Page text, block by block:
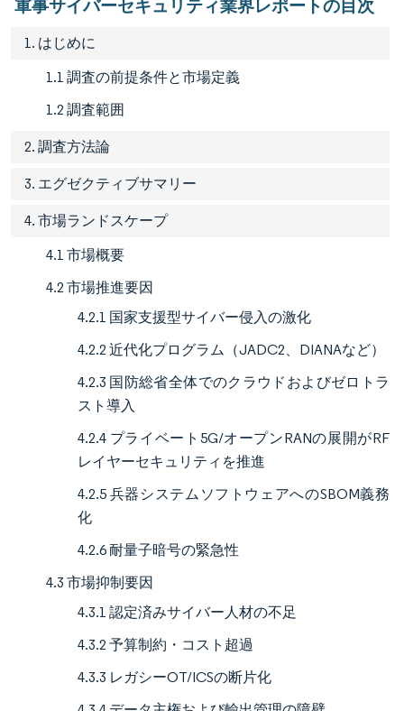
軍事サイバーセキュリティ業界レポートの目次
1. はじめに
1.1 調査の前提条件と市場定義
1.2 調査範囲
2. 調査方法論
3. エグゼクティブサマリー
4. 市場ランドスケープ
4.1 市場概要
4.2 市場推進要因
4.2.1 国家支援型サイバー侵入の激化
4.2.2 近代化プログラム（JADC2、DIANAなど）
4.2.3 国防総省全体でのクラウドおよびゼロトラ
スト導入
4.2.4 プライベート5G/オープンRANの展開がRF
レイヤーセキュリティを推進
4.2.5 兵器システムソフトウェアへのSBOM義務
化
4.2.6 耐量子暗号の緊急性
4.3 市場抑制要因
4.3.1 認定済みサイバー人材の不足
4.3.2 予算制約・コスト超過
4.3.3 レガシーOT/ICSの断片化